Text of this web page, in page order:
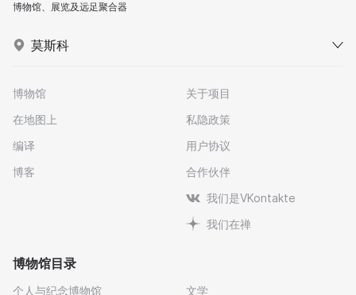
博物馆、展览及远足聚合器
莫斯科
博物馆
在地图上
编译
博客
关于项目
私隐政策
用户协议
合作伙伴
我们是VKontakte
我们在禅
博物馆目录
个人与纪念博物馆
文学